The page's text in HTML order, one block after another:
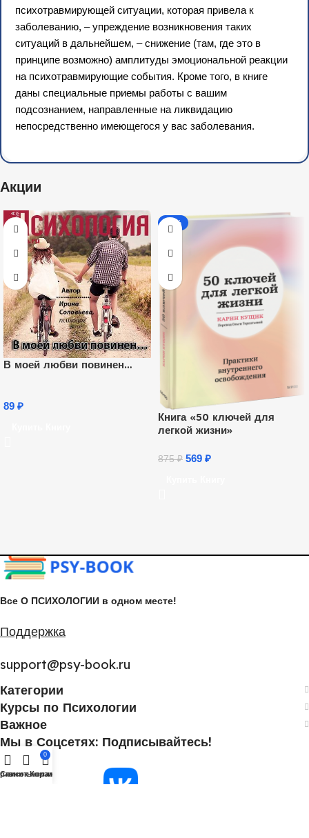
психотравмирующей ситуации, которая привела к
заболеванию, – упреждение возникновения таких
ситуаций в дальнейшем, – снижение (там, где это в
принципе возможно) амплитуды эмоциональной реакции
на психотравмирующие события. Кроме того, в книге
даны специальные приемы работы с вашим
подсознанием, направленные на ликвидацию
непосредственно имеющегося у вас заболевания.
Акции
В моей любви повинен…
89 ₽
-35%
Книга «50 ключей для
легкой жизни»
875₽ 569 ₽
Все О ПСИХОЛОГИИ в одном месте!
Поддержка
support@psy-book.ru
Категории
Курсы по Психологии
Важное
Мы в Соцсетях: Подписывайтесь!
Список желаний
0
Корзина